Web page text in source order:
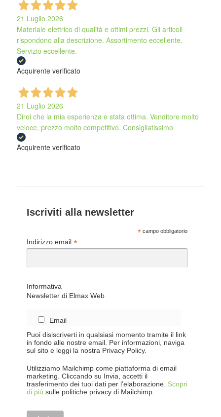
21 Luglio 2026
Materiale elettrico di qualità e ottimi prezzi. Gli articoli
rispondono alla descrizione. Assortimento eccellente.
Servizio eccellente.
Acquirente verificato
21 Luglio 2026
Direi che la mia esperienza e stata ottima. Venditore molto
veloce, prezzo molto competitivo. Consigliatissimo
Acquirente verificato
Iscriviti alla newsletter
* campo obbligatorio
Indirizzo email *
Informativa
Newsletter di Elmax Web
Email
Puoi disiscriverti in qualsiasi momento tramite il link
in fondo alle nostre email. Per informazioni, naviga
sul sito e leggi la nostra Privacy Policy.
Utilizziamo Mailchimp come piattaforma di email
marketing. Cliccando su Invia, accetti il
trasferimento dei tuoi dati per l’elaborazione. Scopri
di più sulle politiche privacy di Mailchimp.